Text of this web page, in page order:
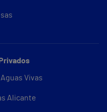
Vivas
Alicante